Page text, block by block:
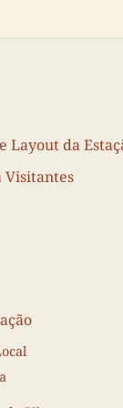
Layout da
Visitantes